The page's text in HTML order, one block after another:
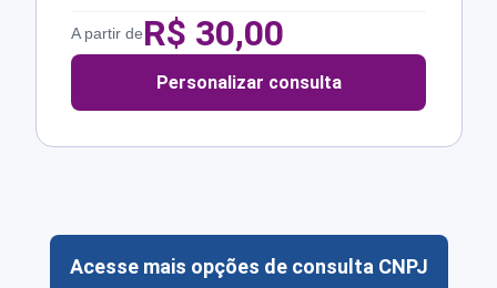
A partir deR$ 30,00
Personalizar consulta
Acesse mais opções de consulta CNPJ